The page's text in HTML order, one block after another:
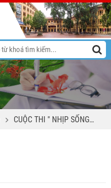
CUỘC THI " NHỊP SỐNG